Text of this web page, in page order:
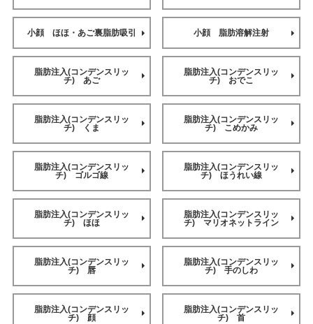
小顔 ほほ・あご裏脂肪吸引 小顔 脂肪溶解注射
脂肪注入(コンデンスリッ
チ) あご
脂肪注入(コンデンスリッ
チ) おでこ
脂肪注入(コンデンスリッ
チ) くま
脂肪注入(コンデンスリッ
チ) こめかみ
脂肪注入(コンデンスリッ
チ) ゴルゴ線
脂肪注入(コンデンスリッ
チ) ほうれい線
脂肪注入(コンデンスリッ
チ) ほほ
脂肪注入(コンデンスリッ
チ) マリオネットライン
脂肪注入(コンデンスリッ
チ) 唇
脂肪注入(コンデンスリッ
チ) 手のしわ
脂肪注入(コンデンスリッ
チ) 顔
脂肪注入(コンデンスリッ
チ) 首